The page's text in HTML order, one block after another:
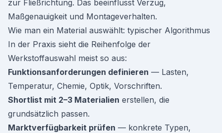
zur Fließrichtung. Das beeinflusst Verzug,
Maßgenauigkeit und Montageverhalten.
Wie man ein Material auswählt: typischer Algorithmus
In der Praxis sieht die Reihenfolge der
Werkstoffauswahl meist so aus:
Funktionsanforderungen definieren — Lasten,
Temperatur, Chemie, Optik, Vorschriften.
Shortlist mit 2–3 Materialien erstellen, die
grundsätzlich passen.
Marktverfügbarkeit prüfen — konkrete Typen,